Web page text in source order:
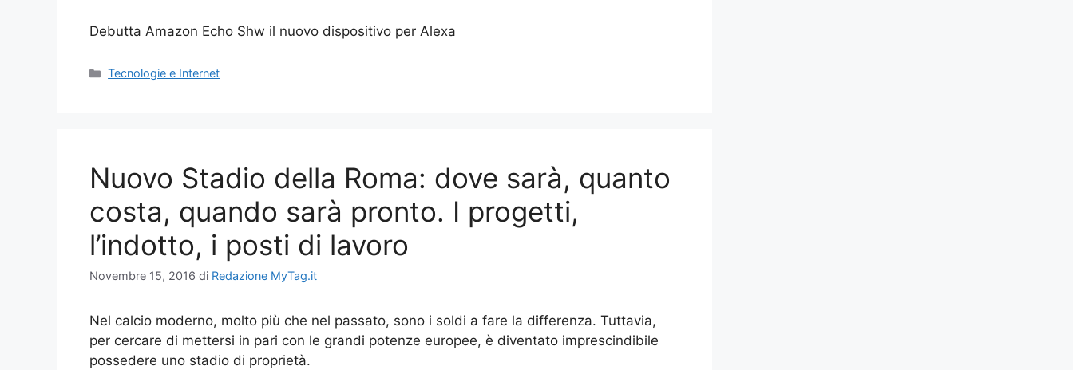
Debutta Amazon Echo Shw il nuovo dispositivo per Alexa
Categorie
Tecnologie e Internet
Nuovo Stadio della Roma: dove sarà, quanto
costa, quando sarà pronto. I progetti,
l’indotto, i posti di lavoro
Novembre 15, 2016 di Redazione MyTag.it
Nel calcio moderno, molto più che nel passato, sono i soldi a fare la differenza. Tuttavia,
per cercare di mettersi in pari con le grandi potenze europee, è diventato imprescindibile
possedere uno stadio di proprietà.